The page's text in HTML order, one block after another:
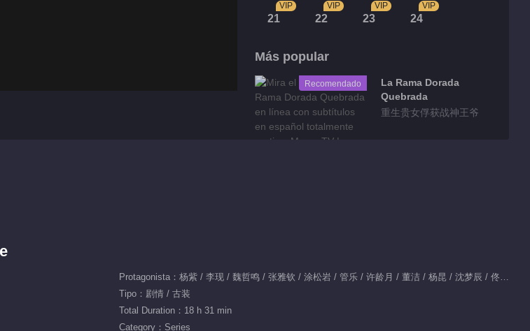
21
VIP
22
VIP
23
VIP
24
VIP
Más popular
Recomendado
La Rama Dorada
Quebrada
重生贵女俘获战神王爷
el Nombre de la
Protagonista：杨紫 / 李现 / 魏哲鸣 / 张雅钦 / 涂松岩 / 管乐 / 许龄月 / 董洁 / 杨昆 / 沈梦辰 / 佟梦实 / 张琪 / 邵芸 / 孙美林 / 古子成 / 曲哲明 / 包晨希 / 沐桐
Tipo：剧情 / 古装
Total Duration：18 h 31 min
Category：Series